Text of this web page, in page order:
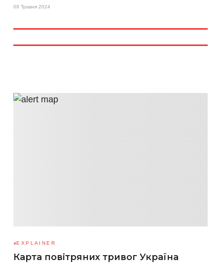
09 Травня 2024
EXPLAINER
Карта повітряних тривог Україна